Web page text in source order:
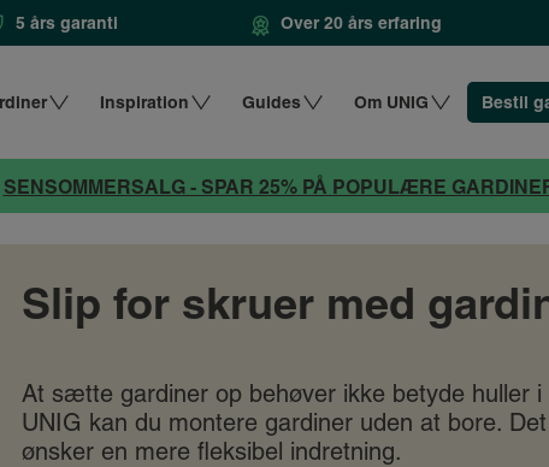
5 års garanti Over 20 års erfaring
Inspiration Guides Om UNIG Bestil
SENSOMMERSALG - SPAR 25% PÅ POPULÆRE
Slip for skruer med
At sætte gardiner op behøver ikke betyde huller
UNIG kan du montere gardiner uden at bore.
ønsker en mere fleksibel indretning.